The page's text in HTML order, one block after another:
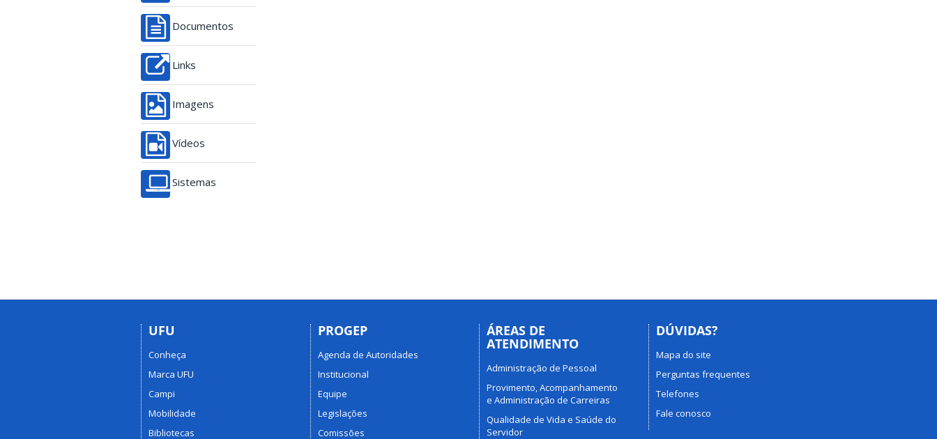
Documentos
Links
Imagens
Vídeos
Sistemas
UFU
Conheça
Marca UFU
Campi
Mobilidade
Bibliotecas
PROGEP
Agenda de Autoridades
Institucional
Equipe
Legislações
Comissões
ÁREAS DE
ATENDIMENTO
Administração de Pessoal
Provimento, Acompanhamento
e Administração de Carreiras
Qualidade de Vida e Saúde do
Servidor
DÚVIDAS?
Mapa do site
Perguntas frequentes
Telefones
Fale conosco